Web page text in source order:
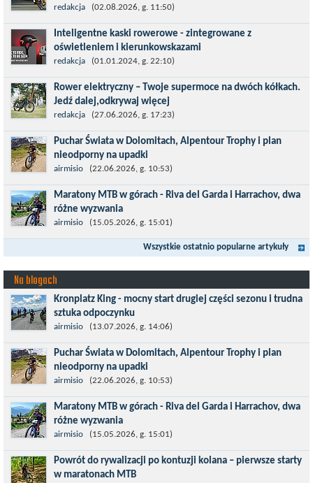
Tour de Pologne 2026 to jedno z najbardziej prestiżowych
wydarzeń sportowych w Polsce. wyścig zaliczany po raz 22. do
prestiżowego cyklu UCI World...
redakcja (02.08.2026, g. 11:50)
Inteligentne kaski rowerowe - zintegrowane z
oświetleniem i kierunkowskazami
Temat bezpieczeństwa jazdy wchodzi na nowy poziom. Do tej
pory kask było odpowiedzialny przede wszystkim za
bezpieczeństwo rowerzysty, ochronę...
redakcja (01.01.2024, g. 22:10)
Rower elektryczny – Twoje supermoce na dwóch kółkach.
Jedź dalej,odkrywaj więcej
Marzenia o dalekich podróżach bez ogromnego zmęczenia stają
się rzeczywistością dzięki nowoczesnym technologiom ukrytym
w jednośladach....
redakcja (27.06.2026, g. 17:23)
Puchar Świata w Dolomitach, Alpentour Trophy i plan
nieodporny na upadki
Czerwiec w moim planie oznaczał wejście w najbardziej
wymagający etap i cel pierwszej części sezonu: Puchar Świata w
maratonie MTB w Dolomitach...
airmisio (22.06.2026, g. 10:53)
Maratony MTB w górach - Riva del Garda i Harrachov, dwa
różne wyzwania
Maj to idealny czas, by z płaskich i szybkich wyścigów przejść do
znacznie bardziej ambitnych wyzwań, jakimi są górskie wyścigi
airmisio (15.05.2026, g. 15:01)
Wszystkie ostatnio popularne artykuły
Na blogach
Kronplatz King - mocny start drugiej części sezonu i trudna
sztuka odpoczynku
Kronplatz King, epicki MTB Maraton z metą na 2275 m we
włoskich Alpach – łącznie 3000 metrów przewyższenia na
dystansie 60 km, ze...
airmisio (13.07.2026, g. 14:06)
Puchar Świata w Dolomitach, Alpentour Trophy i plan
nieodporny na upadki
Czerwiec w moim planie oznaczał wejście w najbardziej
wymagający etap i cel pierwszej części sezonu: Puchar Świata w
maratonie MTB w Dolomitach...
airmisio (22.06.2026, g. 10:53)
Maratony MTB w górach - Riva del Garda i Harrachov, dwa
różne wyzwania
Maj to idealny czas, by z płaskich i szybkich wyścigów przejść do
znacznie bardziej ambitnych wyzwań, jakimi są górskie wyścigi
MTB....
airmisio (15.05.2026, g. 15:01)
Powrót do rywalizacji po kontuzji kolana – pierwsze starty
w maratonach MTB